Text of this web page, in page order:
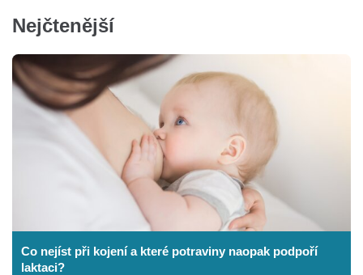
Nejčtenější
Co nejíst při kojení a které potraviny naopak podpoří
laktaci?